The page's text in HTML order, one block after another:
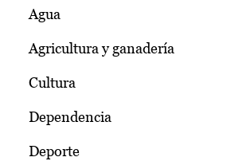
Agua
Agricultura y ganadería
Cultura
Dependencia
Deporte